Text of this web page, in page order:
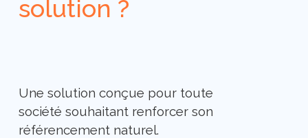
solution ?
Une solution conçue pour toute
société souhaitant renforcer son
référencement naturel.